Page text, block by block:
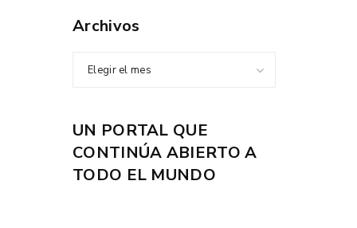
Archivos
Elegir el mes
UN PORTAL QUE
CONTINÚA ABIERTO A
TODO EL MUNDO